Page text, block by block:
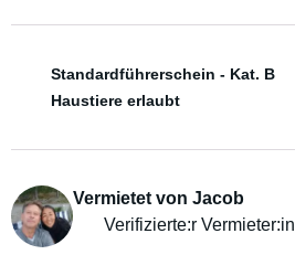
Standardführerschein - Kat. B
Haustiere erlaubt
Vermietet von Jacob
Verifizierte:r Vermieter:in